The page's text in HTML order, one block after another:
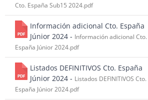
Cto. España Sub15 2024.pdf
Información adicional Cto. España
Júnior 2024 - Información adicional Cto.
España Júnior 2024.pdf
Listados DEFINITIVOS Cto. España
Júnior 2024 - Listados DEFINITIVOS Cto.
España Júnior 2024.pdf